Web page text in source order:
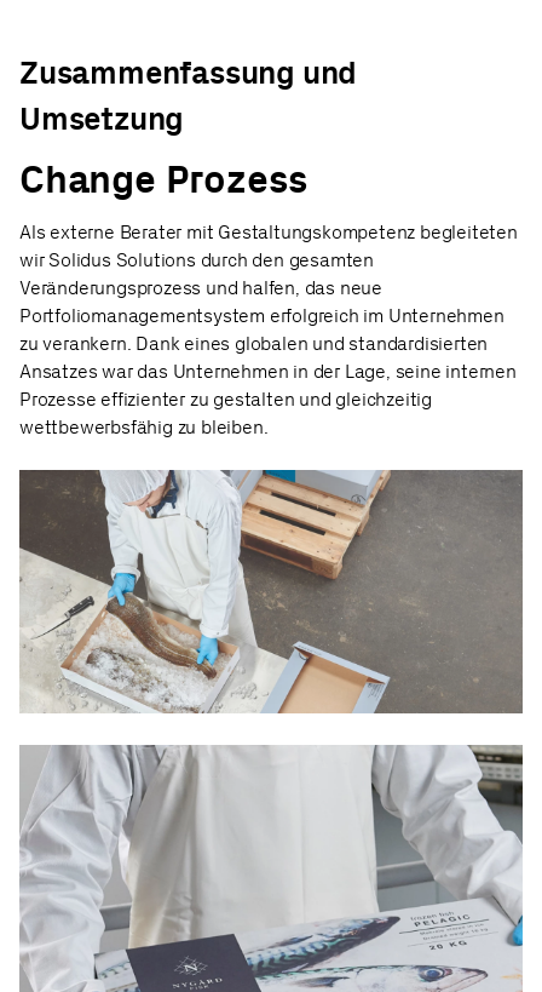
Zusammenfassung und
Umsetzung
Change Prozess
Als externe Berater mit Gestaltungskompetenz begleiteten
wir Solidus Solutions durch den gesamten
Veränderungsprozess und halfen, das neue
Portfoliomanagementsystem erfolgreich im Unternehmen
zu verankern. Dank eines globalen und standardisierten
Ansatzes war das Unternehmen in der Lage, seine internen
Prozesse effizienter zu gestalten und gleichzeitig
wettbewerbsfähig zu bleiben.